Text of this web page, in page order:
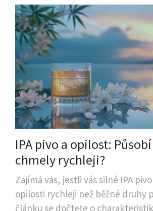
IPA pivo a opilost:
chmely rychleji?
Zajímá vás, jestli vás silné IPA
opilosti rychleji než běžné druhy
článku se dočtete o